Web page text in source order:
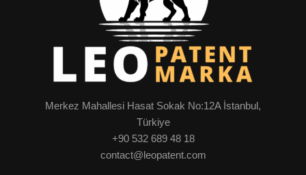
Merkez Mahallesi Hasat Sokak No:12A İstanbul,
Türkiye
+90 532 689 48 18
contact@leopatent.com